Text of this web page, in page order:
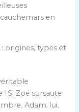
en
origines, types et
Si Zoé sursaute
Adam, lui,